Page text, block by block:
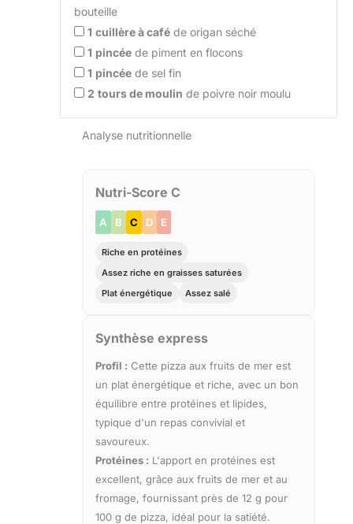
bouteille
1 cuillère à café de origan séché
1 pincée de piment en flocons
1 pincée de sel fin
2 tours de moulin de poivre noir moulu
Analyse nutritionnelle
Nutri-Score C
A B C D E
Riche en protéines
Assez riche en graisses saturées
Plat énergétique
Assez salé
Synthèse express
Profil : Cette pizza aux fruits de mer est
un plat énergétique et riche, avec un bon
équilibre entre protéines et lipides,
typique d'un repas convivial et
savoureux.
Protéines : L'apport en protéines est
excellent, grâce aux fruits de mer et au
fromage, fournissant près de 12 g pour
100 g de pizza, idéal pour la satiété.